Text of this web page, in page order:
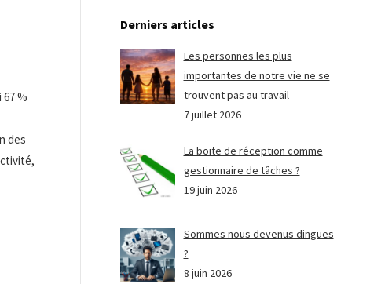
%
des
Derniers articles
Les personnes les plus
importantes de notre vie ne se
trouvent pas au travail
7 juillet 2026
La boite de réception comme
gestionnaire de tâches ?
19 juin 2026
Sommes nous devenus dingues
?
8 juin 2026